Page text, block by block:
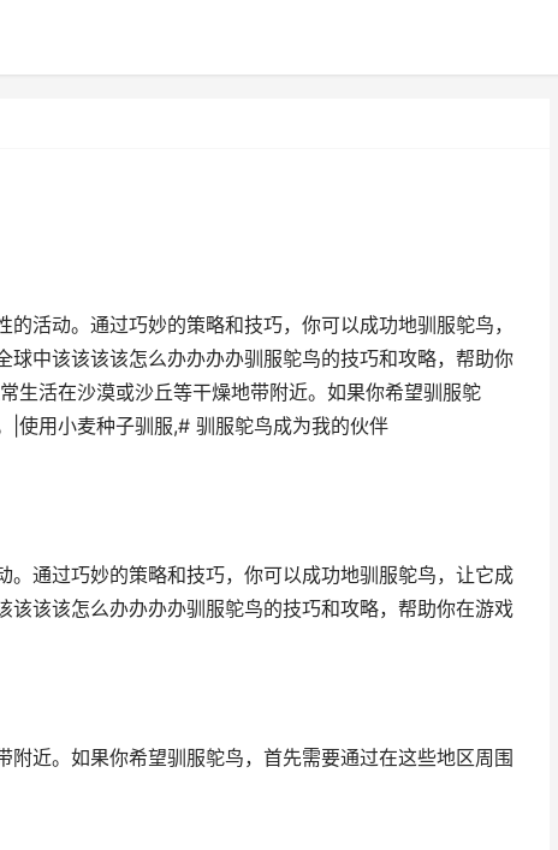
活动。通过巧妙的策略和技巧，你可以成功地驯服鸵鸟，
中该该该该怎么办办办办驯服鸵鸟的技巧和攻略，帮助你
生活在沙漠或沙丘等干燥地带附近。如果你希望驯服鸵
|使用小麦种子驯服,# 驯服鸵鸟成为我的伙伴
通过巧妙的策略和技巧，你可以成功地驯服鸵鸟，让它成
该该怎么办办办办驯服鸵鸟的技巧和攻略，帮助你在游戏
近。如果你希望驯服鸵鸟，首先需要通过在这些地区周围